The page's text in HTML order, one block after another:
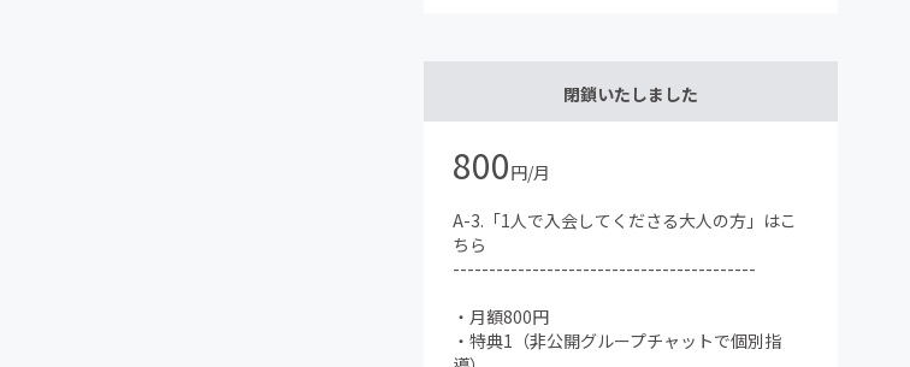
閉鎖いたしました
800円/月
A-3.「1人で入会してくださる大人の方」はこ
ちら
------------------------------------------
・月額800円
・特典1（非公開グループチャットで個別指